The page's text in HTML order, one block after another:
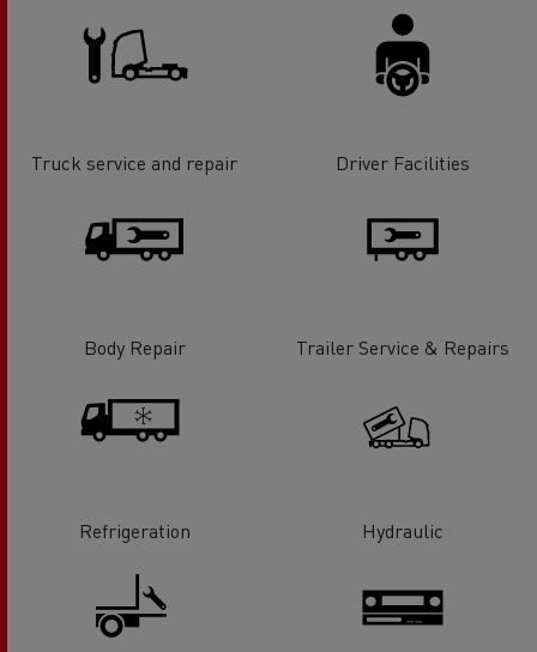
Truck service and repair Driver Facilities
Body Repair Trailer Service & Repairs
Refrigeration Hydraulic